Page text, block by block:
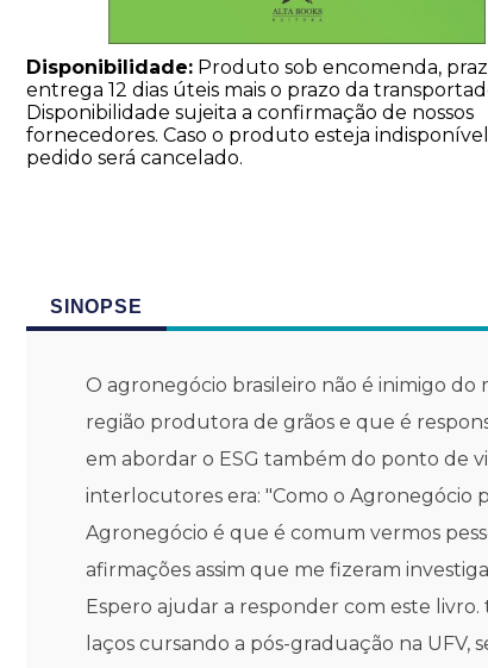
Disponibilidade: Produto sob encomenda,
entrega 12 dias úteis mais o prazo da
Disponibilidade sujeita a confirmação de nossos
fornecedores. Caso o produto esteja
pedido será cancelado.
SINOPSE
O agronegócio brasileiro não é inimigo
região produtora de grãos e que é
em abordar o ESG também do ponto de
interlocutores era: "Como o Agronegócio
Agronegócio é que é comum vermos
afirmações assim que me fizeram
Espero ajudar a responder com este
laços cursando a pós-graduação na